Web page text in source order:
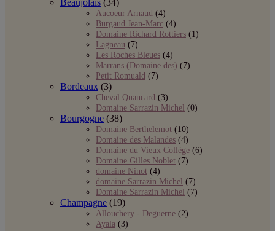
Beaujolais (34)
Aucoeur Arnaud (4)
Burgaud Jean-Marc (4)
Domaine Richard Rottiers (1)
Lagneau (7)
Les Roches Bleues (4)
Marrans (Domaine des) (7)
Petit Romuald (7)
Bordeaux (3)
Cheval Quancard (3)
Domaine Sarrazin Michel (0)
Bourgogne (38)
Domaine Berthelemot (10)
Domaine des Malandes (4)
Domaine du Vieux Collège (6)
Domaine Gilles Noblet (7)
domaine Ninot (4)
domaine Sarrazin Michel (7)
Domaine Sarrazin Michel (7)
Champagne (19)
Allouchery - Deguerne (2)
Ayala (3)